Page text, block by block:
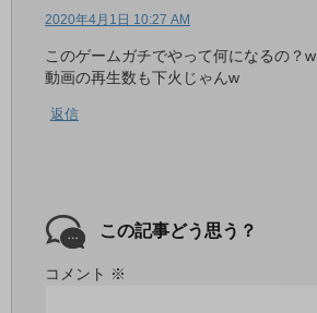
2020年4月1日 10:27 AM
このゲームガチでやって何になるの？w
動画の再生数も下火じゃんw
返信
この記事どう思う？
コメント ※